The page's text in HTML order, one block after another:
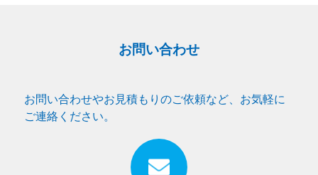
お問い合わせ
お問い合わせやお見積もりのご依頼など、お気軽に
ご連絡ください。